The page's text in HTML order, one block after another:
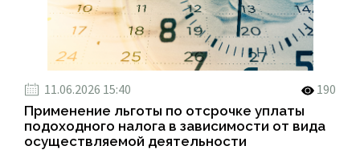
11.06.2026 15:40
190
Применение льготы по отсрочке уплаты
подоходного налога в зависимости от вида
осуществляемой деятельности